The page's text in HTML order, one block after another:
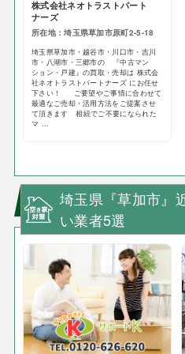
株式会社ネオトラストパート
ナーズ
所在地：埼玉県草加市原町2-5-18
埼玉県草加市・越谷市・川口市・吉川
市・八潮市・三郷市の 『中古マン
ション・戸建』の買取・売却は 株式会
社ネオトラストパートナーズ にお任せ
下さい！ ご要望やご事情に合わせて
最適なご売却・活用方法をご提案させ
て頂きます 相続でご不要になられた
マ ...
埼玉県『草加市』
い業者5選